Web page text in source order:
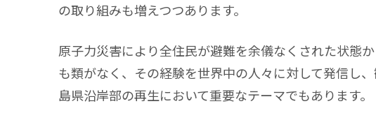
の取り組みも増えつつあります。
原子力災害により全住民が避難を余儀なくされた状態
も類がなく、その経験を世界中の人々に対して発信し
島県沿岸部の再生において重要なテーマでもあります。